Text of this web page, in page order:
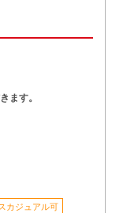
ます。
カジュアル可